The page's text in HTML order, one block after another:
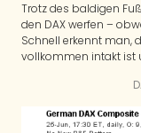
Trotz des baldigen
den DAX werfen –
Schnell erkennt man,
vollkommen intakt ist